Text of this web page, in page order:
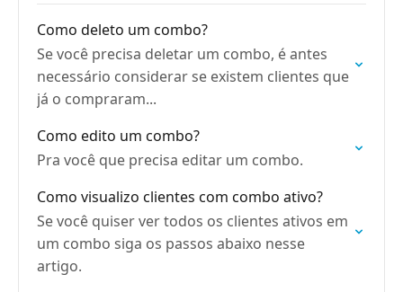
Como deleto um combo?
Se você precisa deletar um combo, é antes
necessário considerar se existem clientes que
já o compraram...
Como edito um combo?
Pra você que precisa editar um combo.
Como visualizo clientes com combo ativo?
Se você quiser ver todos os clientes ativos em
um combo siga os passos abaixo nesse
artigo.